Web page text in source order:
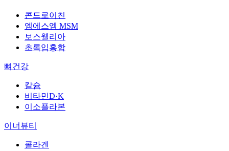
콘드로이친
엠에스엠 MSM
보스웰리아
초록입홍합
뼈건강
칼슘
비타민D·K
이소플라본
이너뷰티
콜라겐